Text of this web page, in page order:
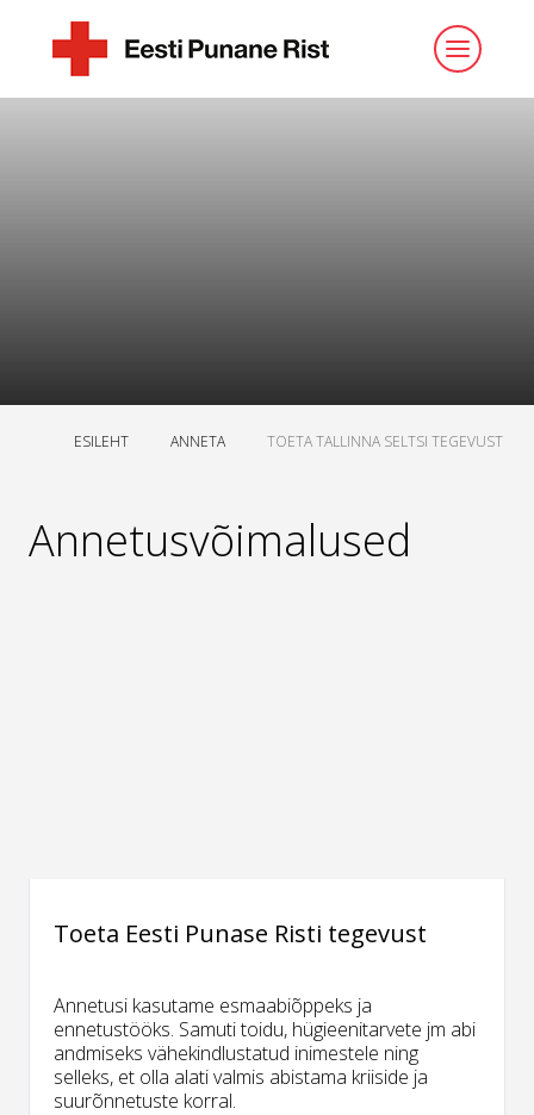
ESILEHT ANNETA TOETA TALLINNA SELTSI TEGEVUST
Annetusvõimalused
Toeta Eesti Punase Risti tegevust
Annetusi kasutame esmaabiõppeks ja
ennetustööks. Samuti toidu, hügieenitarvete jm abi
andmiseks vähekindlustatud inimestele ning
selleks, et olla alati valmis abistama kriiside ja
suurõnnetuste korral.